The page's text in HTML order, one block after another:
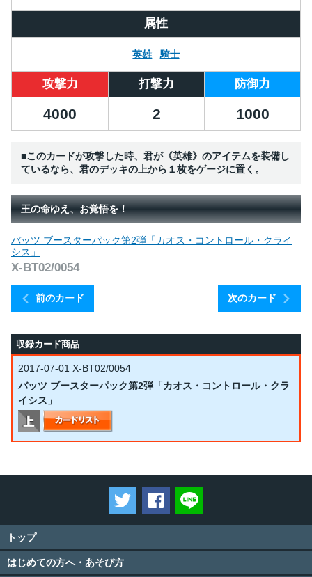
属性
英雄 騎士
攻撃力 打撃力 防御力
4000 2 1000
■このカードが攻撃した時、君が《英雄》のアイテムを装備し
ているなら、君のデッキの上から１枚をゲージに置く。
王の命ゆえ、お覚悟を！
前のカード
バッツ ブースターパック第2弾「カオス・コントロール・クライ
シス」
X-BT02/0054
次のカード
収録カード商品
2017-07-01 X-BT02/0054
バッツ ブースターパック第2弾「カオス・コントロール・クラ
イシス」
ツイートするFacebookでシェアする
トップ
はじめての方へ・あそび方